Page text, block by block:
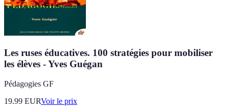
Les ruses éducatives. 100 stratégies pour mobiliser
les élèves - Yves Guégan
Pédagogies GF
19.99 EURVoir le prix